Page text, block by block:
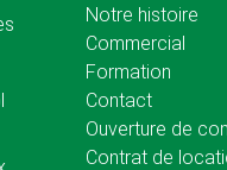
Notre histoire
Commercial
Formation
Contact
Ouverture de
Contrat de